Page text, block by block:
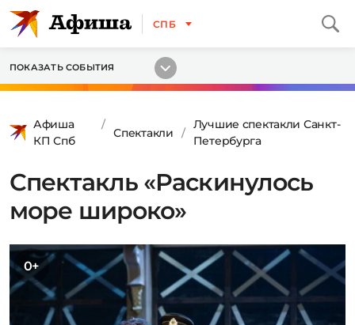
СПБ
ПОКАЗАТЬ СОБЫТИЯ
Афиша
КП Спб
Спектакли
Лучшие спектакли Санкт-
Петербурга
Спектакль «Раскинулось
море широко»
0+